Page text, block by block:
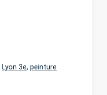
Lyon 3e,peinture